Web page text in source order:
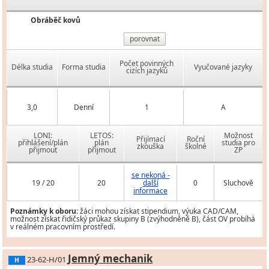
Obráběč kovů
porovnat
Délka studia Forma studia Počet povinných
cizích jazyků Vyučované jazyky
3,0 Denní 1 A
LONI:
přihlášení/plán
přijmout
LETOS:
plán
přijmout
Přijímací
zkouška
Roční
školné
Možnost
studia pro
ZP
19 / 20 20
se nekoná -
další
informace
0 Sluchově
Poznámky k oboru:žáci mohou získat stipendium, výuka CAD/CAM,
možnost získat řidičský průkaz skupiny B (zvýhodněně B), část OV probíhá
v reálném pracovním prostředí.
H 23-62-H/01 Jemný mechanik